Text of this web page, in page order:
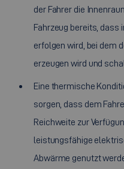
der Fahrer die
Fahrzeug bereits, dass
erfolgen wird, bei dem
erzeugen wird und
Eine thermische
sorgen, dass dem
Reichweite zur
leistungsfähige
Abwärme genutzt